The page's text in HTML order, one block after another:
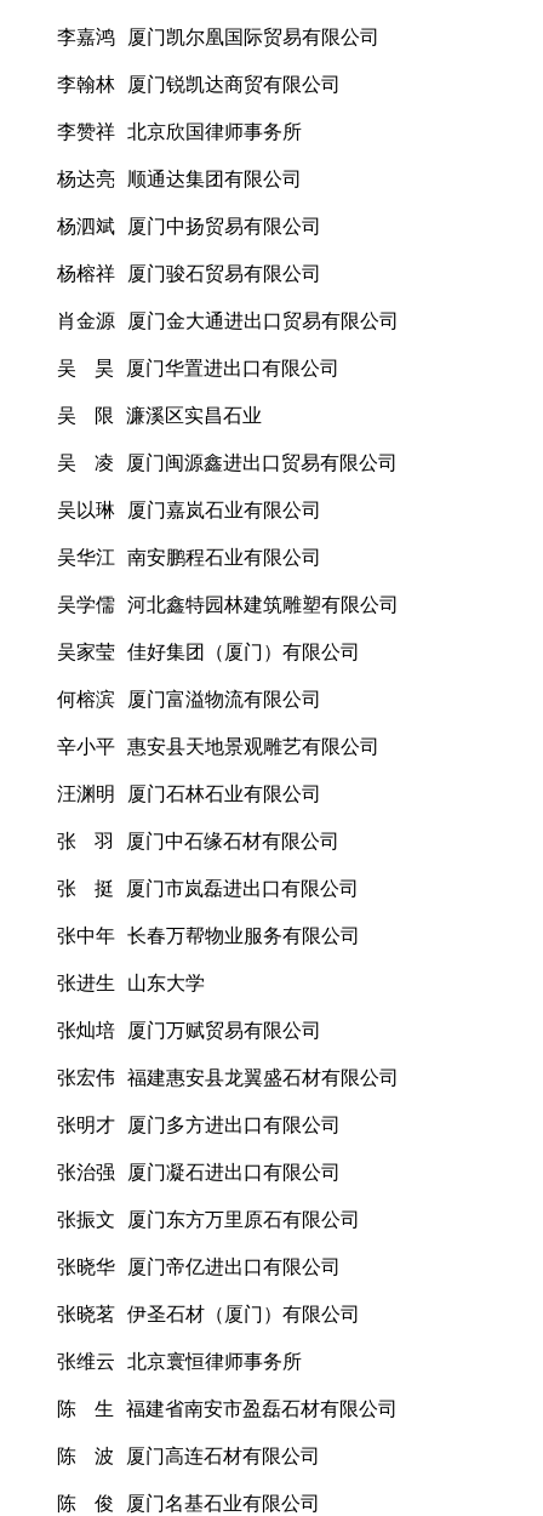
李嘉鸿 厦门凯尔凰国际贸易有限公司
李翰林 厦门锐凯达商贸有限公司
李赞祥 北京欣国律师事务所
杨达亮 顺通达集团有限公司
杨泗斌 厦门中扬贸易有限公司
杨榕祥 厦门骏石贸易有限公司
肖金源 厦门金大通进出口贸易有限公司
吴 昊 厦门华置进出口有限公司
吴 限 濂溪区实昌石业
吴 凌 厦门闽源鑫进出口贸易有限公司
吴以琳 厦门嘉岚石业有限公司
吴华江 南安鹏程石业有限公司
吴学儒 河北鑫特园林建筑雕塑有限公司
吴家莹 佳好集团（厦门）有限公司
何榕滨 厦门富溢物流有限公司
辛小平 惠安县天地景观雕艺有限公司
汪渊明 厦门石林石业有限公司
张 羽 厦门中石缘石材有限公司
张 挺 厦门市岚磊进出口有限公司
张中年 长春万帮物业服务有限公司
张进生 山东大学
张灿培 厦门万赋贸易有限公司
张宏伟 福建惠安县龙翼盛石材有限公司
张明才 厦门多方进出口有限公司
张治强 厦门凝石进出口有限公司
张振文 厦门东方万里原石有限公司
张晓华 厦门帝亿进出口有限公司
张晓茗 伊圣石材（厦门）有限公司
张维云 北京寰恒律师事务所
陈 生 福建省南安市盈磊石材有限公司
陈 波 厦门高连石材有限公司
陈 俊 厦门名基石业有限公司